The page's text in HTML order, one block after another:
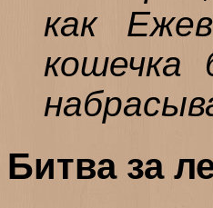
как
Битва за